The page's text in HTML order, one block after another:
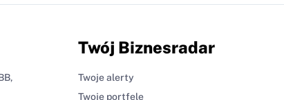
Twój Biznesradar
Twoje alerty
Twoje portfele